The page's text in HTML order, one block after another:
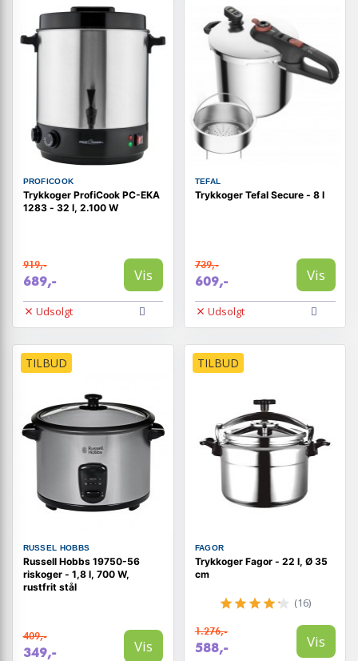
PROFICOOK
Trykkoger ProfiCook PC-EKA
1283 - 32 l, 2.100 W
919,-
689,- Vis
Udsolgt
TEFAL
Trykkoger Tefal Secure - 8 l
739,-
609,- Vis
Udsolgt
TILBUD
RUSSEL HOBBS
Russell Hobbs 19750-56
riskoger - 1,8 l, 700 W,
rustfrit stål
409,-
349,- Vis
TILBUD
FAGOR
Trykkoger Fagor - 22 l, Ø 35
cm
(16)
1.276,-
588,- Vis